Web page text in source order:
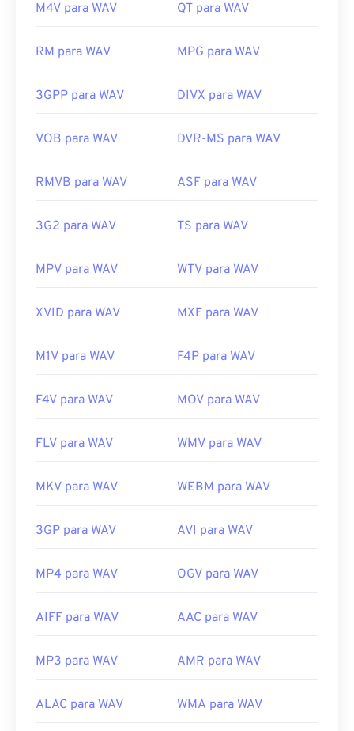
reproduzir arquivos WAV.
dos arquivosWAV
, eles são adequados para
manipulação musical.
O UltraMixeré um software
arquivos WAV funcionam bem. O Elmedia Player
Desenvolvido por:
Microsoft, IBM
Links úteis:
https://en.wikipedia.org/wiki/WAV
audio-wav
M4V para WAV QT para WAV
RM para WAV MPG para WAV
3GPP para WAV DIVX para WAV
VOB para WAV DVR-MS para WAV
RMVB para WAV ASF para WAV
3G2 para WAV TS para WAV
MPV para WAV WTV para WAV
XVID para WAV MXF para WAV
M1V para WAV F4P para WAV
F4V para WAV MOV para WAV
FLV para WAV WMV para WAV
MKV para WAV WEBM para WAV
3GP para WAV AVI para WAV
MP4 para WAV OGV para WAV
AIFF para WAV AAC para WAV
MP3 para WAV AMR para WAV
ALAC para WAV WMA para WAV